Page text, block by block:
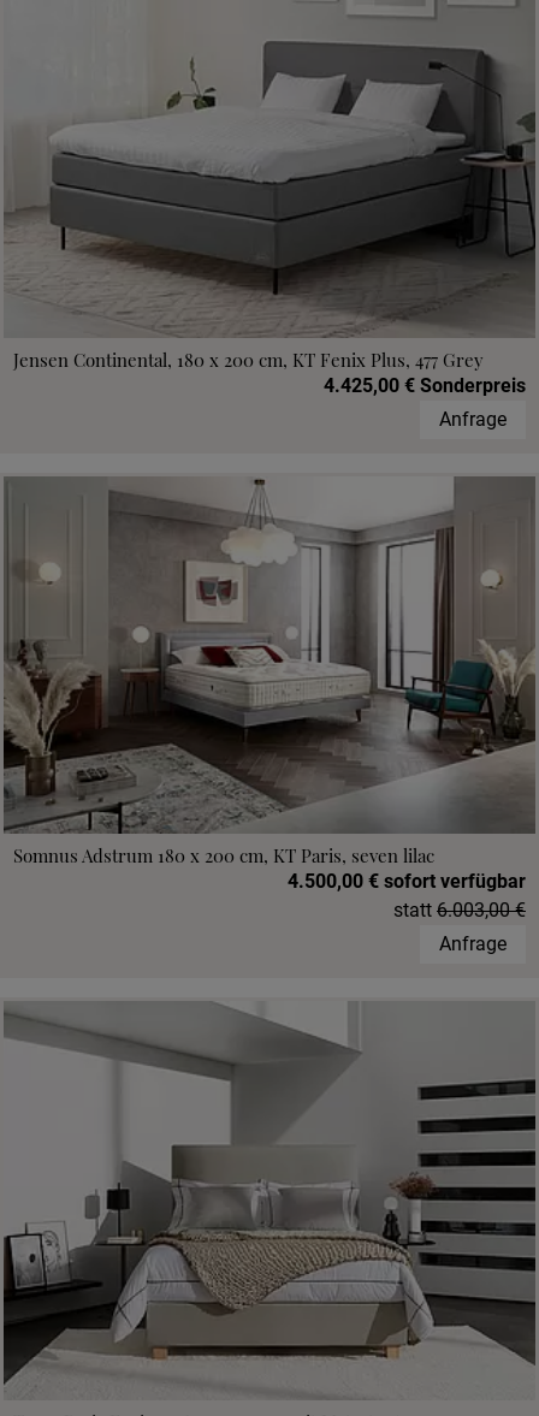
Jensen Continental, 180 x 200 cm, KT Fenix Plus, 477 Grey
4.425,00 € Sonderpreis
Anfrage
Somnus Adstrum 180 x 200 cm, KT Paris, seven lilac
4.500,00 € sofort verfügbar
statt 6.003,00 €
Anfrage